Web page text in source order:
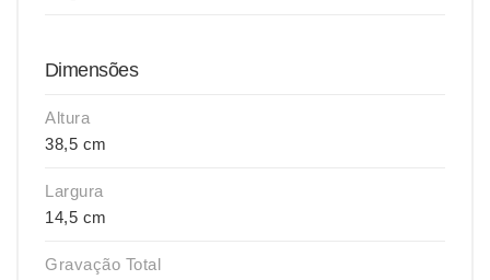
Dimensões
Altura
38,5 cm
Largura
14,5 cm
Gravação Total